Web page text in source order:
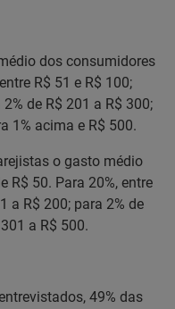
dos consumidores
R$ 51 e R$ 100;
de R$ 201 a R$ 300;
1% acima e R$ 500.
o gasto médio
R$ 50. Para 20%, entre
a R$ 200; para 2% de
a R$ 500.
49% das